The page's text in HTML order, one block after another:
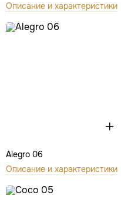
Описание и характеристики
Alegro 06
Описание и характеристики